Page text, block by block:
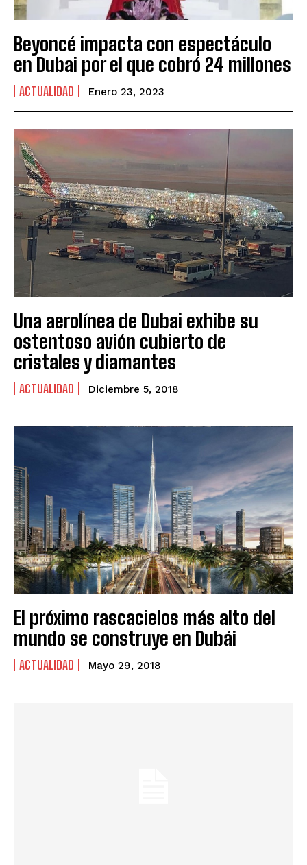
Beyoncé impacta con espectáculo
en Dubai por el que cobró 24 millones
ACTUALIDAD Enero 23, 2023
Una aerolínea de Dubai exhibe su
ostentoso avión cubierto de
cristales y diamantes
ACTUALIDAD Diciembre 5, 2018
El próximo rascacielos más alto del
mundo se construye en Dubái
ACTUALIDAD Mayo 29, 2018